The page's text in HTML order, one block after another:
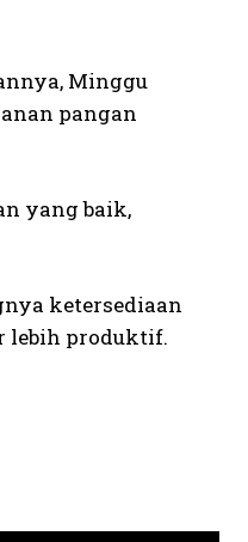
Minggu
pangan
yang baik,
ketersediaan
lebih produktif.